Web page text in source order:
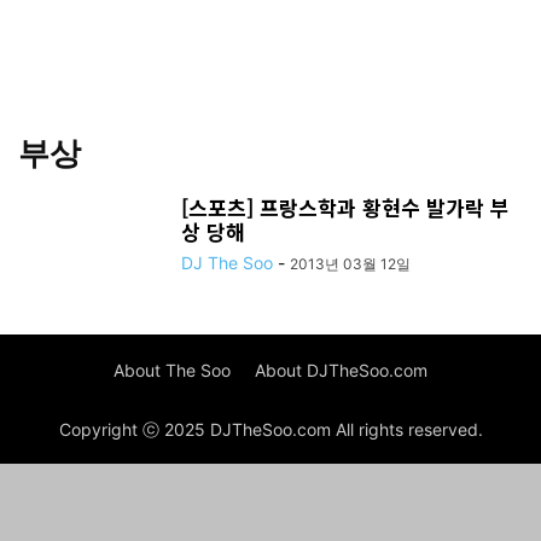
부상
[스포츠] 프랑스학과 황현수 발가락 부
상 당해
DJ The Soo - 2013년 03월 12일
About The Soo About DJTheSoo.com
Copyright ⓒ 2025 DJTheSoo.com All rights reserved.